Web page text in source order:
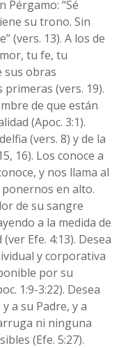
Pérgamo: “Sé
su trono. Sin
(vers. 13). A los de
tu fe, tu
sus obras
(vers. 19).
de que están
(Apoc. 3:1).
(vers. 8) y de la
16). Los conoce a
y nos llama al
en alto.
de su sangre
a la medida de
Efe. 4:13). Desea
y corporativa
por su
1:9-3:22). Desea
a su Padre, y a
ni ninguna
(Efe. 5:27).